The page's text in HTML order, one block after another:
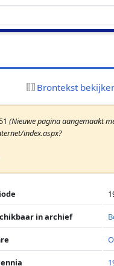
Brontekst
(Nieuwe pagina aangemaakt
index.aspx?
in archief